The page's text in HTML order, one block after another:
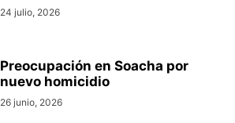
24 julio, 2026
Preocupación en Soacha por
nuevo homicidio
26 junio, 2026